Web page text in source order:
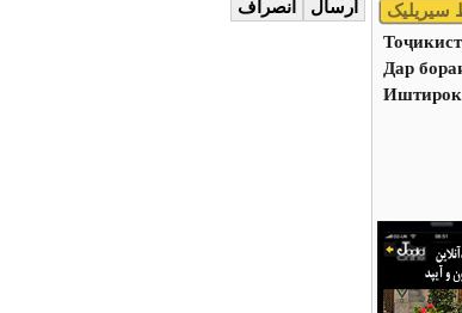
سیریلیک
Дар
Иштирок